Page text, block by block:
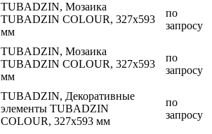
TUBADZIN, Мозаика
TUBADZIN COLOUR, 327x593
мм
по
запросу
TUBADZIN, Мозаика
TUBADZIN COLOUR, 327x593
мм
по
запросу
TUBADZIN, Декоративные
элементы TUBADZIN
COLOUR, 327x593 мм
по
запросу